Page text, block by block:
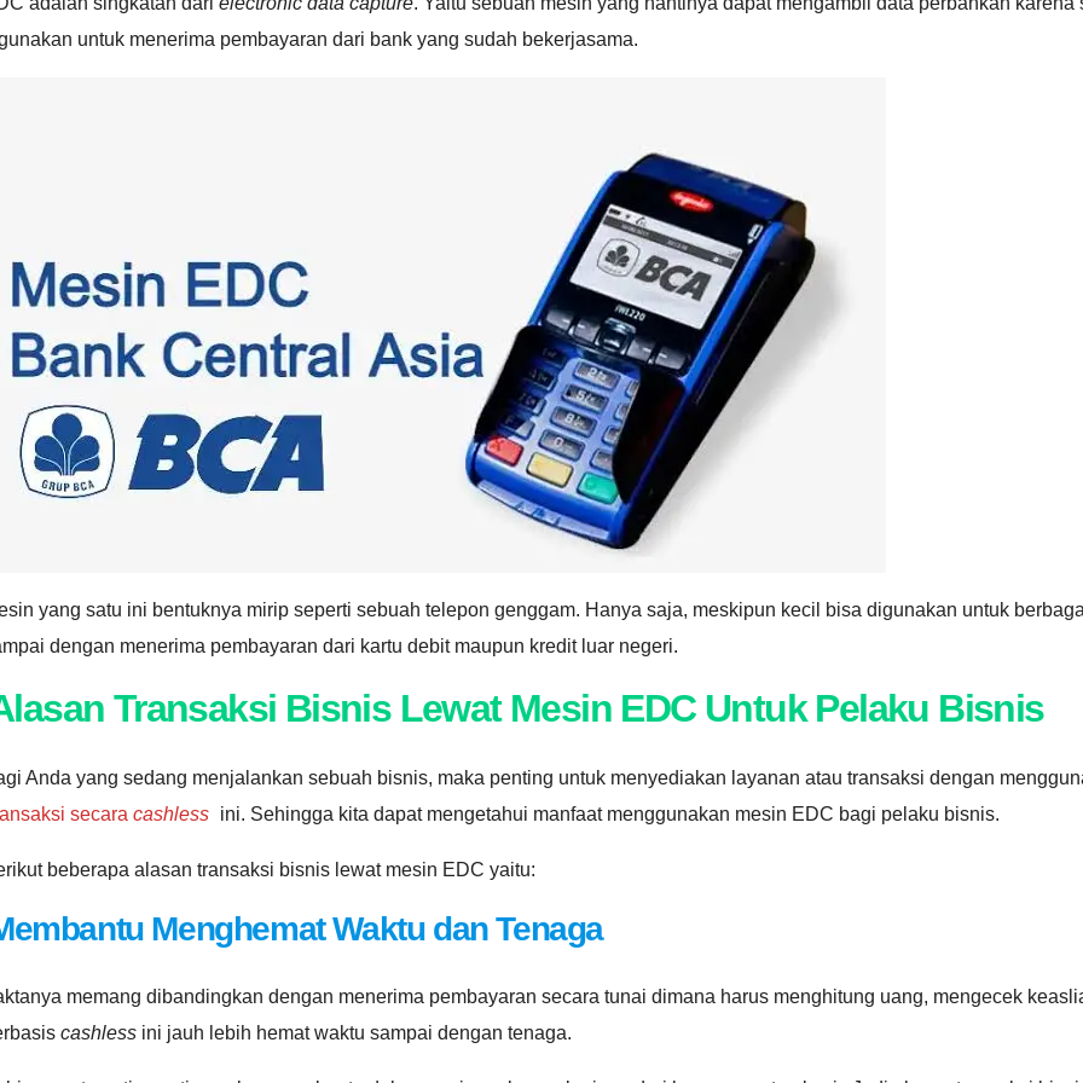
untuk menerima pembayaran dari bank yang sudah bekerjasama.
yang satu ini bentuknya mirip seperti sebuah telepon genggam. Hanya saja, meskipun kecil bisa digunakan untuk
dengan menerima pembayaran dari kartu debit maupun kredit luar negeri.
Transaksi Bisnis Lewat Mesin EDC Untuk Pelaku Bisnis
Anda yang sedang menjalankan sebuah bisnis, maka penting untuk menyediakan layanan atau transaksi dengan
secara cashless ini. Sehingga kita dapat mengetahui manfaat menggunakan mesin EDC bagi pelaku bisnis.
beberapa alasan transaksi bisnis lewat mesin EDC yaitu:
Menghemat Waktu dan Tenaga
memang dibandingkan dengan menerima pembayaran secara tunai dimana harus menghitung uang, mengecek
cashless ini jauh lebih hemat waktu sampai dengan tenaga.